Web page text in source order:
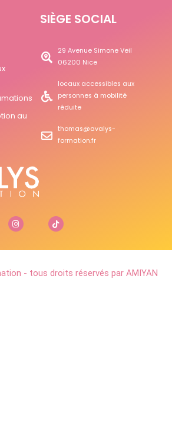
au
SIÈGE SOCIAL
29 Avenue Simone Veil
06200 Nice
locaux accessibles aux
personnes à mobilité
réduite
thomas@avalys-
formation.fr
- tous droits réservés par AMIYAN